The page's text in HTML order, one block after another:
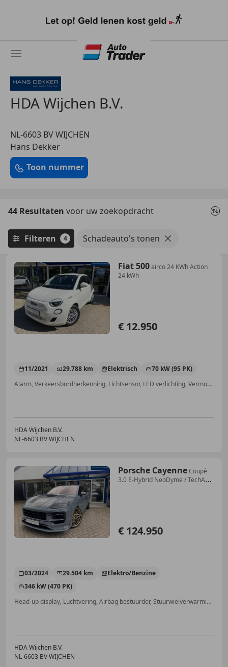
naar
HDA Wijchen B.V.
NL-6603 BV WIJCHEN
Hans Dekker
Toon nummer
44 Resultaten voor uw zoekopdracht
Filteren 4 Schadeauto's tonen
Fiat 500airco 24 KWh Action
24 kWh
€ 12.950
11/2021 29.788 km Elektrisch
70 kW (95 PK)
Alarm, Verkeersbordherkenning, Lichtsensor, LED verlichting, Vermoeidheidsdetectie, LED dagrijverlichting, Geheel digitaal combi-instrument
HDA Wijchen B.V.
NL-6603 BV WIJCHEN
Porsche CayenneCoupé
3.0 E-Hybrid NeoDyme / TechArt
€ 124.950
03/2024 29.504 km
Elektro/Benzine
346 kW (470 PK)
Head-up display, Luchtvering, Airbag bestuurder, Stuurwielverwarming, Sportstoelen, Stoelventilatie, Spoiler, Laserlicht
HDA Wijchen B.V.
NL-6603 BV WIJCHEN